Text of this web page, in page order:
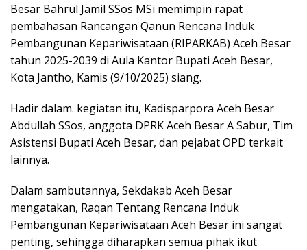
Besar Bahrul Jamil SSos MSi memimpin rapat
pembahasan Rancangan Qanun Rencana Induk
Pembangunan Kepariwisataan (RIPARKAB) Aceh Besar
tahun 2025-2039 di Aula Kantor Bupati Aceh Besar,
Kota Jantho, Kamis (9/10/2025) siang.
Hadir dalam. kegiatan itu, Kadisparpora Aceh Besar
Abdullah SSos, anggota DPRK Aceh Besar A Sabur, Tim
Asistensi Bupati Aceh Besar, dan pejabat OPD terkait
lainnya.
Dalam sambutannya, Sekdakab Aceh Besar
mengatakan, Raqan Tentang Rencana Induk
Pembangunan Kepariwisataan Aceh Besar ini sangat
penting, sehingga diharapkan semua pihak ikut